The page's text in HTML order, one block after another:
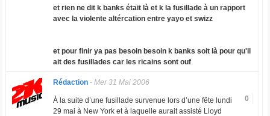
et rien ne dit k banks était là et k la fusillade à un rapport
avec la violente altércation entre yayo et swizz
et pour finir ya pas besoin besoin k banks soit là pour qu'il
ait des fusillades car les ricains sont ouf
Rédaction- Mer 31 Mai 2006
0
À la suite d’une fusillade survenue lors d’une fête lundi
29 mai à New York et à laquelle aurait assisté Lloyd